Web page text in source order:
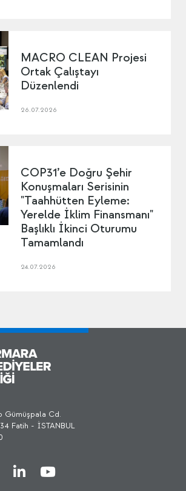
MACRO CLEAN Projesi
Ortak Çalıştayı
Düzenlendi
26.07.2026
COP31’e Doğru Şehir
Konuşmaları Serisinin
"Taahhütten Eyleme:
Yerelde İklim Finansmanı"
Başlıklı İkinci Oturumu
Tamamlandı
24.07.2026
Gümüşpala Cd.
Fatih - İSTANBUL